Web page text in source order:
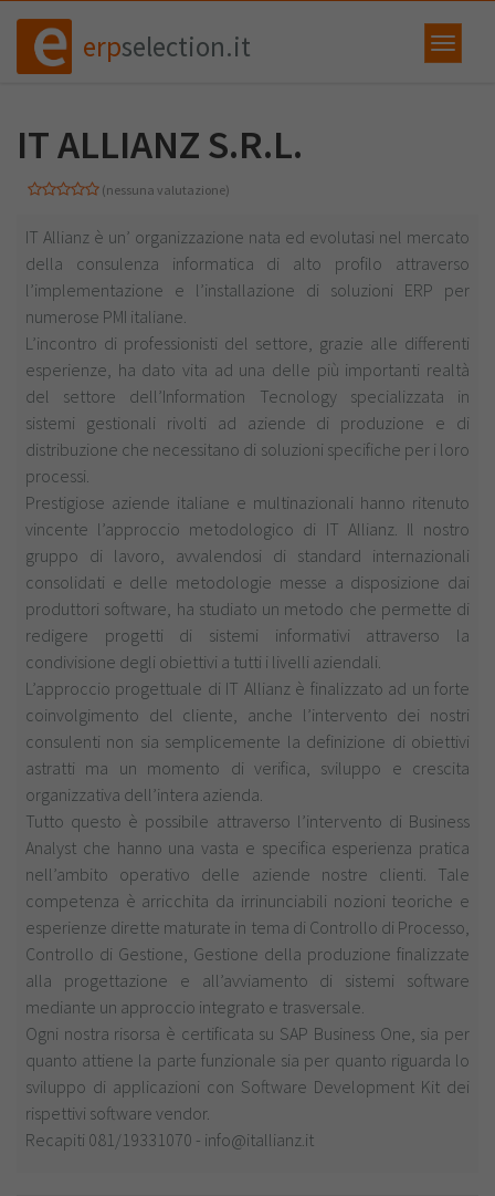
erpselection.it
IT ALLIANZ S.R.L.
(nessuna valutazione)
IT Allianz è un’ organizzazione nata ed evolutasi nel mercato
della consulenza informatica di alto profilo attraverso
l’implementazione e l’installazione di soluzioni ERP per
numerose PMI italiane.
L’incontro di professionisti del settore, grazie alle differenti
esperienze, ha dato vita ad una delle più importanti realtà
del settore dell’Information Tecnology specializzata in
sistemi gestionali rivolti ad aziende di produzione e di
distribuzione che necessitano di soluzioni specifiche per i loro
processi.
Prestigiose aziende italiane e multinazionali hanno ritenuto
vincente l’approccio metodologico di IT Allianz. Il nostro
gruppo di lavoro, avvalendosi di standard internazionali
consolidati e delle metodologie messe a disposizione dai
produttori software, ha studiato un metodo che permette di
redigere progetti di sistemi informativi attraverso la
condivisione degli obiettivi a tutti i livelli aziendali.
L’approccio progettuale di IT Allianz è finalizzato ad un forte
coinvolgimento del cliente, anche l’intervento dei nostri
consulenti non sia semplicemente la definizione di obiettivi
astratti ma un momento di verifica, sviluppo e crescita
organizzativa dell’intera azienda.
Tutto questo è possibile attraverso l’intervento di Business
Analyst che hanno una vasta e specifica esperienza pratica
nell’ambito operativo delle aziende nostre clienti. Tale
competenza è arricchita da irrinunciabili nozioni teoriche e
esperienze dirette maturate in tema di Controllo di Processo,
Controllo di Gestione, Gestione della produzione finalizzate
alla progettazione e all’avviamento di sistemi software
mediante un approccio integrato e trasversale.
Ogni nostra risorsa è certificata su SAP Business One, sia per
quanto attiene la parte funzionale sia per quanto riguarda lo
sviluppo di applicazioni con Software Development Kit dei
rispettivi software vendor.
Recapiti 081/19331070 - info@itallianz.it